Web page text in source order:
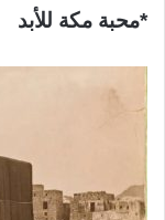
*محبة مكة للأبد